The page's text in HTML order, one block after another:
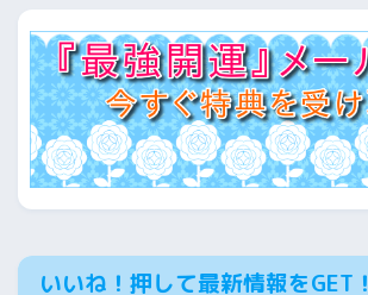
いいね！押して最新情報をGET！